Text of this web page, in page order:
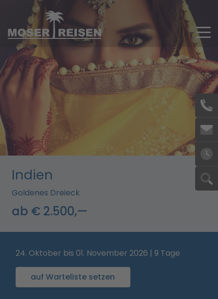
Skip to main content
Indien
Goldenes Dreieck
ab € 2.500,—
24. Oktober bis 01. November 2026 | 9 Tage
auf Warteliste setzen